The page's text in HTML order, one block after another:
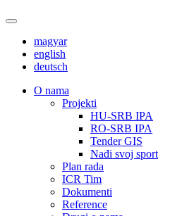
magyar
english
deutsch
О nama
Projekti
HU-SRB IPA
RO-SRB IPA
Tender GIS
Nađi svoj sport
Plan rada
ICR Tim
Dokumenti
Reference